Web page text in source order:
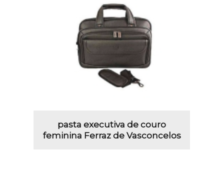
pasta executiva de couro
feminina Ferraz de Vasconcelos